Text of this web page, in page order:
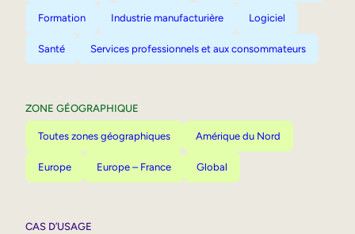
Formation Industrie manufacturière Logiciel
Santé Services professionnels et aux consommateurs
ZONE GÉOGRAPHIQUE
Toutes zones géographiques Amérique du Nord
Europe Europe – France Global
CAS D’USAGE